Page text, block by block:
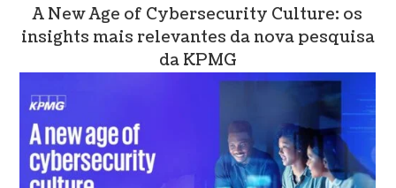
A New Age of Cybersecurity Culture: os
insights mais relevantes da nova pesquisa
da KPMG